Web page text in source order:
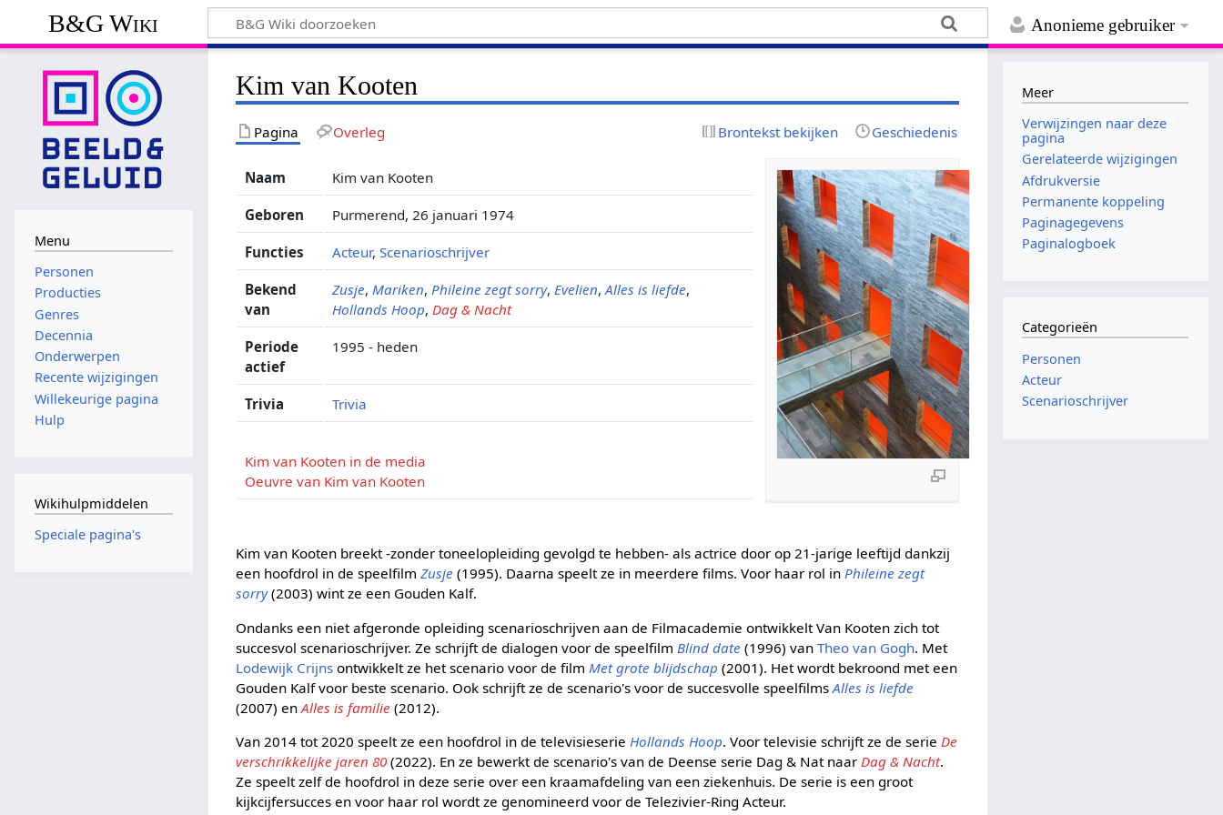
Anonieme gebruiker
B&G Wiki
Kim van Kooten
Pagina Overleg Brontekst bekijken Geschiedenis
Naam Kim van Kooten
Geboren Purmerend, 26 januari 1974
Functies Acteur,Scenarioschrijver
Bekend
van
Zusje, Mariken, Phileine zegt sorry, Evelien,Alles is liefde,
Hollands Hoop, Dag & Nacht
Periode
actief
1995 - heden
Trivia Trivia
Kim van Kooten in de media
Oeuvre van Kim van Kooten
Kim van Kooten breekt -zonder toneelopleiding gevolgd te hebben- als actrice door op 21-jarige leeftijd dankzij
een hoofdrol in de speelfilmZusje (1995). Daarna speelt ze in meerdere films. Voor haar rol inPhileine zegt
sorry(2003) wint ze een Gouden Kalf.
Ondanks een niet afgeronde opleiding scenarioschrijven aan de Filmacademie ontwikkelt Van Kooten zich tot
succesvol scenarioschrijver. Ze schrijft de dialogen voor de speelfilm Blind date (1996) vanTheo van Gogh. Met
Lodewijk Crijns ontwikkelt ze het scenario voor de film Met grote blijdschap (2001). Het wordt bekroond met een
Gouden Kalf voor beste scenario. Ook schrijft ze de scenario's voor de succesvolle speelfilmsAlles is liefde
(2007) enAlles is familie (2012).
Van 2014 tot 2020 speelt ze een hoofdrol in de televisieserie Hollands Hoop. Voor televisie schrijft ze de serie De
verschrikkelijke jaren 80 (2022). En ze bewerkt de scenario's van de Deense serie Dag & Nat naar Dag & Nacht.
Ze speelt zelf de hoofdrol in deze serie over een kraamafdeling van een ziekenhuis. De serie is een groot
kijkcijfersucces en voor haar rol wordt ze genomineerd voor de Telezivier-Ring Acteur.
Menu
Personen
Producties
Genres
Decennia
Onderwerpen
Recente wijzigingen
Willekeurige pagina
Hulp
Wikihulpmiddelen
Speciale pagina's
Meer
Verwijzingen naar deze
pagina
Gerelateerde wijzigingen
Afdrukversie
Permanente koppeling
Paginagegevens
Paginalogboek
Categorieën
Personen
Acteur
Scenarioschrijver